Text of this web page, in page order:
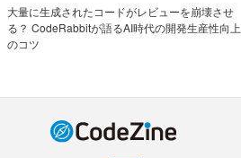
大量に生成されたコードがレビューを崩壊させ
る？ CodeRabbitが語るAI時代の開発生産性向上
のコツ